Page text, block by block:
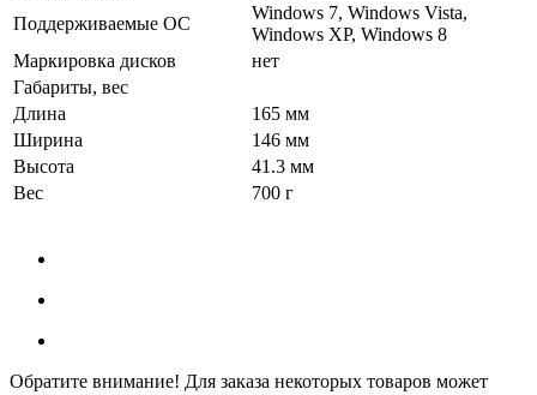
Поддерживаемые ОС
Windows 7, Windows Vista,
Windows XP, Windows 8
Маркировка дисков
нет
Габариты, вес
Длина
165 мм
Ширина
146 мм
Высота
41.3 мм
Вес
700 г
Обратите внимание! Для заказа некоторых товаров может